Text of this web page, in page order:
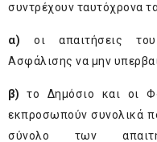
συντρέχουν ταυτόχρονα
α) οι απαιτήσεις του
Ασφάλισης να μην
β) το Δημόσιο και οι
εκπροσωπούν συνολικά
σύνολο των